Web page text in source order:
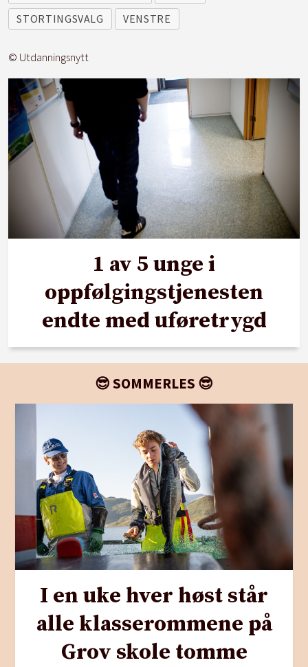
STORTINGSVALG
VENSTRE
© Utdanningsnytt
1 av 5 unge i
oppfølgingstjenesten
endte med uføretrygd
😎 SOMMERLES 😎
I en uke hver høst står
alle klasserommene på
Grov skole tomme